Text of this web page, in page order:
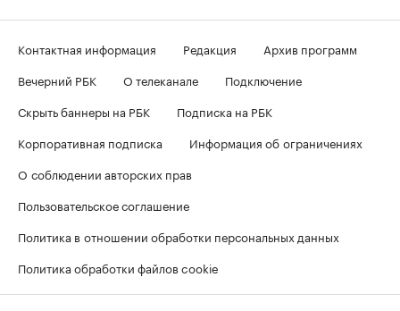
Контактная информация Редакция
Архив программ
Вечерний РБК
О телеканале
Подключение
Скрыть баннеры на РБК
Подписка на РБК
Корпоративная подписка
Информация об ограничениях
О соблюдении авторских прав
Пользовательское соглашение
Политика в отношении обработки персональных данных
Политика обработки файлов cookie